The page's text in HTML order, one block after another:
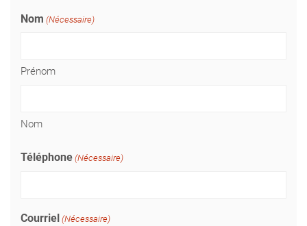
Nom (Nécessaire)
Prénom
Nom
Téléphone (Nécessaire)
Courriel (Nécessaire)